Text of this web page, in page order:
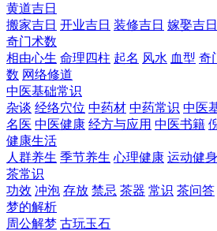
黄道吉日
搬家吉日 开业吉日 装修吉日 嫁娶吉日
奇门术数
相由心生 命理四柱 起名 风水 血型 奇
数 网络修道
中医基础常识
杂谈 经络穴位 中药材 中药常识 中医
名医 中医健康 经方与应用 中医书籍
健康生活
人群养生 季节养生 心理健康 运动健身
茶常识
功效 冲泡 存放 禁忌 茶器 常识 茶问答
梦的解析
周公解梦 古玩玉石